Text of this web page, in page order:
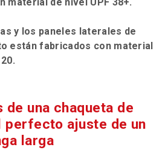
y los paneles laterales de
están fabricados con material
de una chaqueta de
perfecto ajuste de un
larga